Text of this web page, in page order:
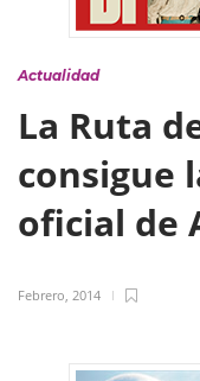
Actualidad
La Ruta
consigue
oficial de
Febrero, 2014